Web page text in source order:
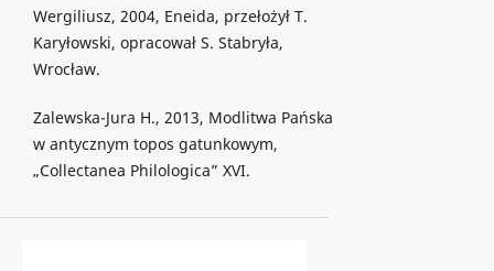
Wergiliusz, 2004, Eneida, przełożył T.
Karyłowski, opracował S. Stabryła,
Wrocław.
Zalewska-Jura H., 2013, Modlitwa Pańska
w antycznym topos gatunkowym,
„Collectanea Philologica” XVI.